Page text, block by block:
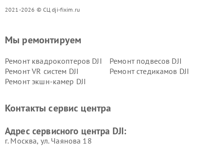
2021-2026 © СЦ dji-fixim.ru
Мы ремонтируем
Ремонт квадрокоптеров DJI
Ремонт подвесов DJI
Ремонт VR систем DJI
Ремонт стедикамов DJI
Ремонт экшн-камер DJI
Контакты сервис центра
Адрес сервисного центра DJI:
г. Москва, ул. Чаянова 18